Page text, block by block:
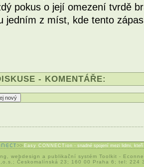
pokus o její omezení tvrdě
jedním z míst, kde tento
- KOMENTÁŘE:
Easy CONNECTion - snadné spojení mezi lidmi,
webdesign a publikační systém Toolkit -
Českomalínská 23; 160 00 Praha 6; tel: 224